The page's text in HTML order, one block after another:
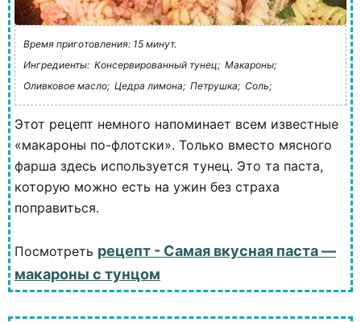
Время приготовления: 15 минут.
Ингредиенты: Консервированный тунец; Макароны;
Оливковое масло; Цедра лимона; Петрушка; Соль;
Этот рецепт немного напоминает всем известные
«макароны по-флотски». Только вместо мясного
фарша здесь используется тунец. Это та паста,
которую можно есть на ужин без страха
поправиться.
Посмотреть рецепт - Самая вкусная паста —
макароны с тунцом